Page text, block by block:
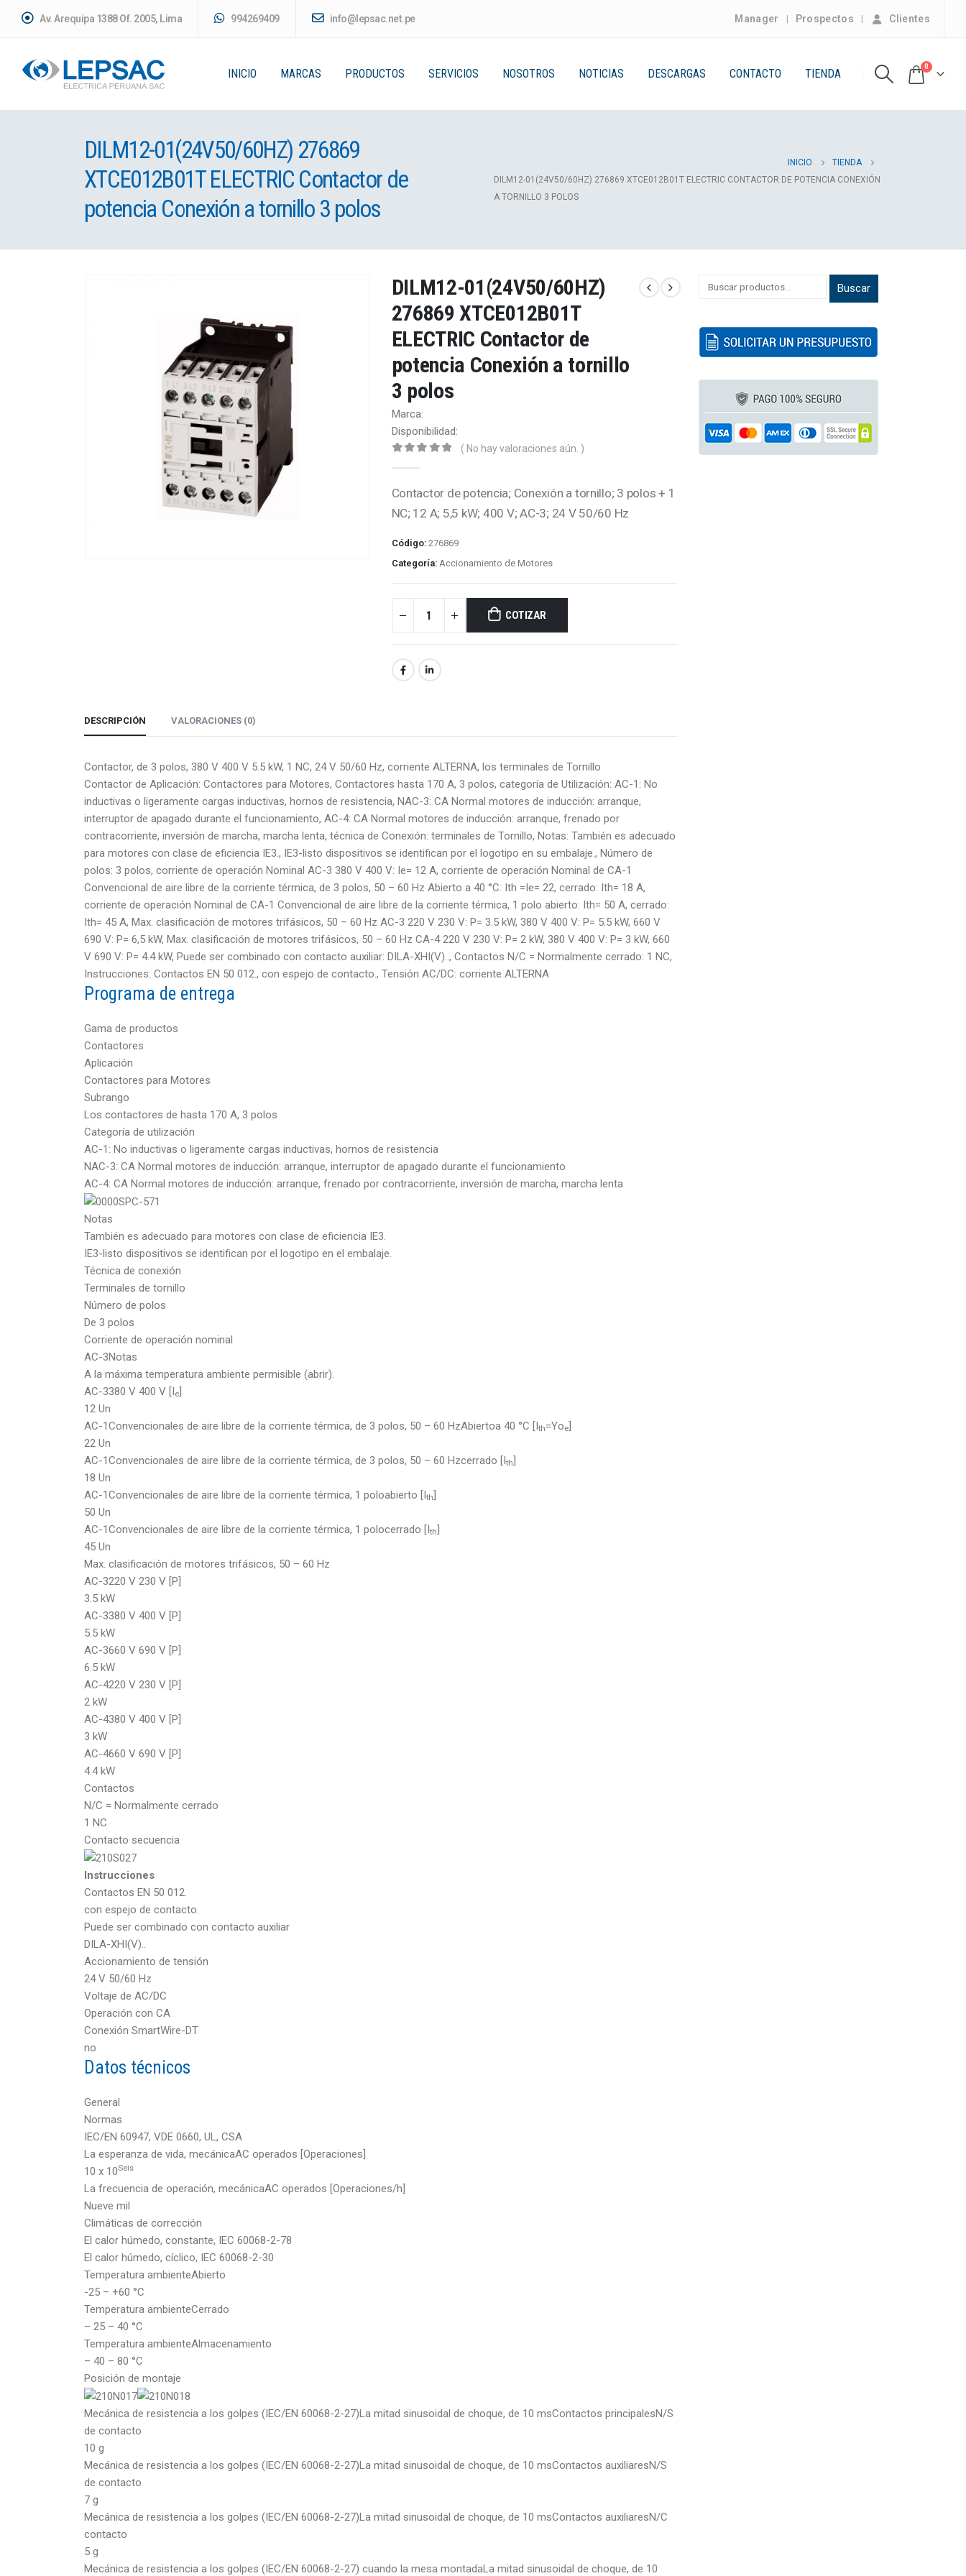
Av. Arequipa 1388 Of. 2005, Lima 994269409 info@lepsac.net.pe Manager Prospectos Clientes
INICIO MARCAS PRODUCTOS SERVICIOS NOSOTROS NOTICIAS DESCARGAS CONTACTO TIENDA
0
DILM12-01(24V50/60HZ) 276869
XTCE012B01T ELECTRIC Contactor de
potencia Conexión a tornillo 3 polos
INICIO
TIENDA
DILM12-01(24V50/60HZ) 276869 XTCE012B01T ELECTRIC CONTACTOR DE POTENCIA CONEXIÓN
A TORNILLO 3 POLOS
DILM12-01(24V50/60HZ)
276869 XTCE012B01T
ELECTRIC Contactor de
potencia Conexión a tornillo
3 polos
Marca:
Disponibilidad:
( No hay valoraciones aún. )
Contactor de potencia; Conexión a tornillo; 3 polos + 1
NC; 12 A; 5,5 kW; 400 V; AC-3; 24 V 50/60 Hz
Código: 276869
Categoría: Accionamiento de Motores
COTIZAR
DESCRIPCIÓN VALORACIONES (0)
Contactor, de 3 polos, 380 V 400 V 5.5 kW, 1 NC, 24 V 50/60 Hz, corriente ALTERNA, los terminales de Tornillo
Contactor de Aplicación: Contactores para Motores, Contactores hasta 170 A, 3 polos, categoría de Utilización: AC-1: No
inductivas o ligeramente cargas inductivas, hornos de resistencia, NAC-3: CA Normal motores de inducción: arranque,
interruptor de apagado durante el funcionamiento, AC-4: CA Normal motores de inducción: arranque, frenado por
contracorriente, inversión de marcha, marcha lenta, técnica de Conexión: terminales de Tornillo, Notas: También es adecuado
para motores con clase de eficiencia IE3., IE3-listo dispositivos se identifican por el logotipo en su embalaje., Número de
polos: 3 polos, corriente de operación Nominal AC-3 380 V 400 V: Ie= 12 A, corriente de operación Nominal de CA-1
Convencional de aire libre de la corriente térmica, de 3 polos, 50 – 60 Hz Abierto a 40 °C: Ith =Ie= 22, cerrado: Ith= 18 A,
corriente de operación Nominal de CA-1 Convencional de aire libre de la corriente térmica, 1 polo abierto: Ith= 50 A, cerrado:
Ith= 45 A, Max. clasificación de motores trifásicos, 50 – 60 Hz AC-3 220 V 230 V: P= 3.5 kW, 380 V 400 V: P= 5.5 kW, 660 V
690 V: P= 6,5 kW, Max. clasificación de motores trifásicos, 50 – 60 Hz CA-4 220 V 230 V: P= 2 kW, 380 V 400 V: P= 3 kW, 660
V 690 V: P= 4.4 kW, Puede ser combinado con contacto auxiliar: DILA-XHI(V).., Contactos N/C = Normalmente cerrado: 1 NC,
Instrucciones: Contactos EN 50 012., con espejo de contacto., Tensión AC/DC: corriente ALTERNA
Programa de entrega
Gama de productos
Contactores
Aplicación
Contactores para Motores
Subrango
Los contactores de hasta 170 A, 3 polos
Categoría de utilización
AC-1: No inductivas o ligeramente cargas inductivas, hornos de resistencia
NAC-3: CA Normal motores de inducción: arranque, interruptor de apagado durante el funcionamiento
AC-4: CA Normal motores de inducción: arranque, frenado por contracorriente, inversión de marcha, marcha lenta
Notas
También es adecuado para motores con clase de eficiencia IE3.
IE3-listo dispositivos se identifican por el logotipo en el embalaje.
Técnica de conexión
Terminales de tornillo
Número de polos
De 3 polos
Corriente de operación nominal
AC-3Notas
A la máxima temperatura ambiente permisible (abrir).
AC-3380 V 400 V [Ie]
12 Un
AC-1Convencionales de aire libre de la corriente térmica, de 3 polos, 50 – 60 HzAbiertoa 40 °C [Ith=Yoe]
22 Un
AC-1Convencionales de aire libre de la corriente térmica, de 3 polos, 50 – 60 Hzcerrado [Ith]
18 Un
AC-1Convencionales de aire libre de la corriente térmica, 1 poloabierto [Ith]
50 Un
AC-1Convencionales de aire libre de la corriente térmica, 1 polocerrado [Ith]
45 Un
Max. clasificación de motores trifásicos, 50 – 60 Hz
AC-3220 V 230 V [P]
3.5 kW
AC-3380 V 400 V [P]
5.5 kW
AC-3660 V 690 V [P]
6.5 kW
AC-4220 V 230 V [P]
2 kW
AC-4380 V 400 V [P]
3 kW
AC-4660 V 690 V [P]
4.4 kW
Contactos
N/C = Normalmente cerrado
1 NC
Contacto secuencia
Instrucciones
Contactos EN 50 012.
con espejo de contacto.
Puede ser combinado con contacto auxiliar
DILA-XHI(V)..
Accionamiento de tensión
24 V 50/60 Hz
Voltaje de AC/DC
Operación con CA
Conexión SmartWire-DT
no
Datos técnicos
General
Normas
IEC/EN 60947, VDE 0660, UL, CSA
La esperanza de vida, mecánicaAC operados [Operaciones]
10 x 10Seis
La frecuencia de operación, mecánicaAC operados [Operaciones/h]
Nueve mil
Climáticas de corrección
El calor húmedo, constante, IEC 60068-2-78
El calor húmedo, cíclico, IEC 60068-2-30
Temperatura ambienteAbierto
-25 – +60 °C
Temperatura ambienteCerrado
– 25 – 40 °C
Temperatura ambienteAlmacenamiento
– 40 – 80 °C
Posición de montaje
Mecánica de resistencia a los golpes (IEC/EN 60068-2-27)La mitad sinusoidal de choque, de 10 msContactos principalesN/S
de contacto
10 g
Mecánica de resistencia a los golpes (IEC/EN 60068-2-27)La mitad sinusoidal de choque, de 10 msContactos auxiliaresN/S
de contacto
7 g
Mecánica de resistencia a los golpes (IEC/EN 60068-2-27)La mitad sinusoidal de choque, de 10 msContactos auxiliaresN/C
contacto
5 g
Mecánica de resistencia a los golpes (IEC/EN 60068-2-27) cuando la mesa montadaLa mitad sinusoidal de choque, de 10
Buscar